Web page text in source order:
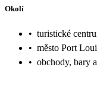
Okolí
• turistické
• město Port
• obchody, bary